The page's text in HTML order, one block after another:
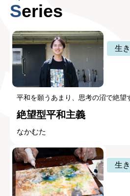
Series
生
平和を願うあまり、思考の沼で絶望
絶望型平和主義
なかむた
生